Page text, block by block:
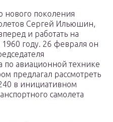
нового поколения
Сергей Ильюшин,
и работать на
году. 26 февраля он
по авиационной технике
предлагал рассмотреть
в инициативном
самолета